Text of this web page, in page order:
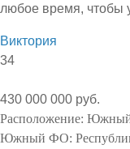
любое время, чтобы
Виктория
34
430 000 000 руб.
Расположение:
Южный ФО: